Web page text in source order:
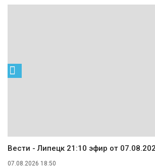
Вести - Липецк 21:10 эфир от
07.08.2026 18:50